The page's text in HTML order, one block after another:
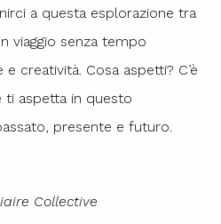
a questa esplorazione tra
viaggio senza tempo
creatività. Cosa aspetti? C’è
ti aspetta in questo
presente e futuro.
Collective